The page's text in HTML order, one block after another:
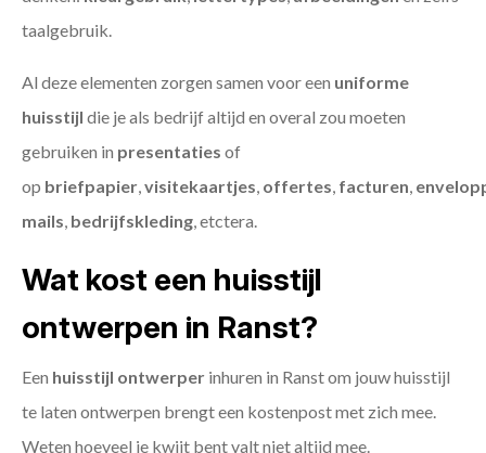
taalgebruik.
Al deze elementen zorgen samen voor een uniforme
huisstijl die je als bedrijf altijd en overal zou moeten
gebruiken in presentaties of
op briefpapier,visitekaartjes, offertes, facturen,
mails, bedrijfskleding, etctera.
Wat kost een huisstijl
ontwerpen in Ranst?
Een huisstijl ontwerper inhuren in Ranst om jouw huisstijl
te laten ontwerpen brengt een kostenpost met zich mee.
Weten hoeveel je kwijt bent valt niet altijd mee.